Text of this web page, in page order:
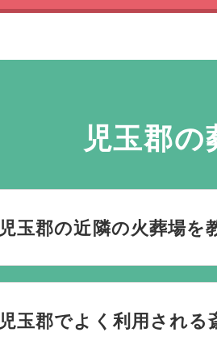
児玉郡の
児玉郡の近隣の火葬場を
児玉郡でよく利用される